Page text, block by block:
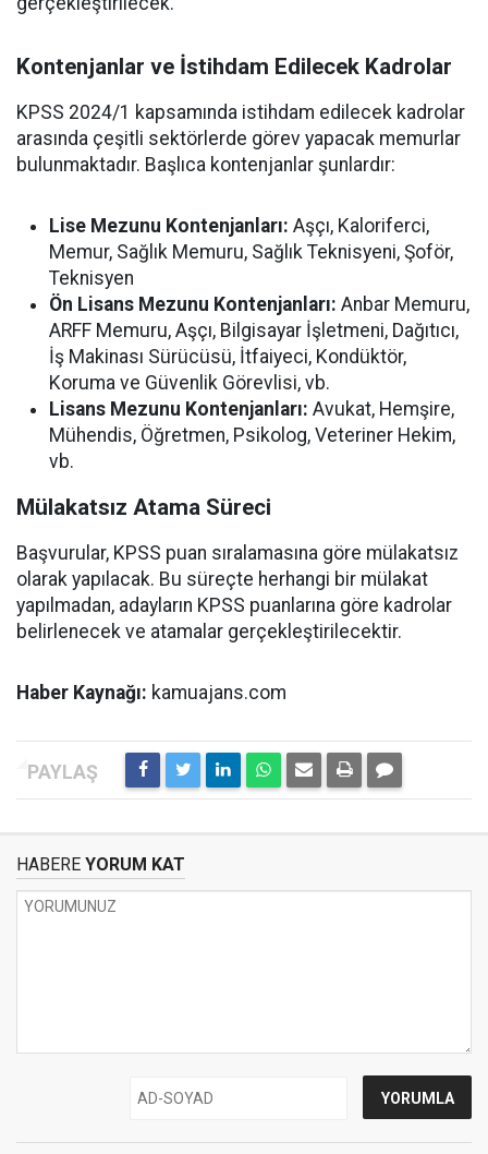
Kontenjanlar ve İstihdam Edilecek Kadrolar
KPSS 2024/1 kapsamında istihdam edilecek kadrolar
arasında çeşitli sektörlerde görev yapacak memurlar
bulunmaktadır. Başlıca kontenjanlar şunlardır:
Lise Mezunu Kontenjanları: Aşçı, Kaloriferci,
Memur, Sağlık Memuru, Sağlık Teknisyeni, Şoför,
Teknisyen
Ön Lisans Mezunu Kontenjanları: Anbar Memuru,
ARFF Memuru, Aşçı, Bilgisayar İşletmeni, Dağıtıcı,
İş Makinası Sürücüsü, İtfaiyeci, Kondüktör,
Koruma ve Güvenlik Görevlisi, vb.
Lisans Mezunu Kontenjanları: Avukat, Hemşire,
Mühendis, Öğretmen, Psikolog, Veteriner Hekim,
vb.
Mülakatsız Atama Süreci
Başvurular, KPSS puan sıralamasına göre mülakatsız
olarak yapılacak. Bu süreçte herhangi bir mülakat
yapılmadan, adayların KPSS puanlarına göre kadrolar
belirlenecek ve atamalar gerçekleştirilecektir.
Haber Kaynağı: kamuajans.com
HABERE YORUM KAT